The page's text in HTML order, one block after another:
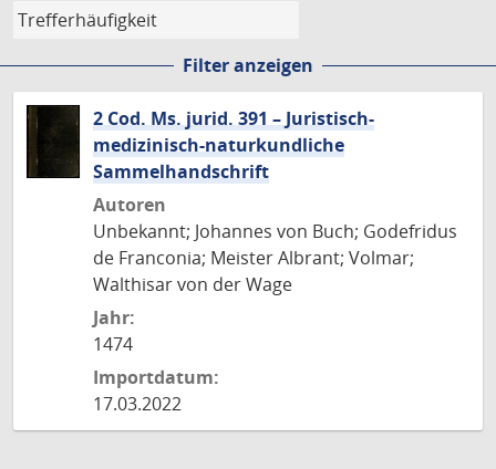
Filter anzeigen
2 Cod. Ms. jurid. 391 – Juristisch-
medizinisch-naturkundliche
Sammelhandschrift
Autoren
Unbekannt; Johannes von Buch; Godefridus
de Franconia; Meister Albrant; Volmar;
Walthisar von der Wage
Jahr:
1474
Importdatum:
17.03.2022